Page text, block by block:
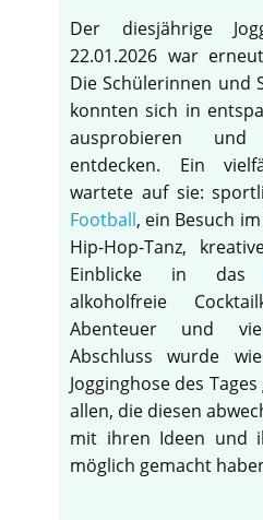
Der diesjährige
22.01.2026 war
Die Schülerinnen und
konnten sich in
ausprobieren
entdecken. Ein
wartete auf sie:
Football, ein Besuch
Hip-Hop-Tanz,
Einblicke in das
alkoholfreie
Abenteuer und
Abschluss wurde
Jogginghose des
allen, die diesen
mit ihren Ideen und
möglich gemacht